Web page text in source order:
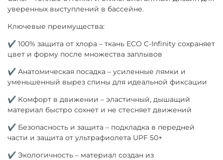
уверенных выступлений в бассейне.
Ключевые преимущества:
✔ 100% защита от хлора – ткань ECO C-Infinity сохраняет
цвет и форму после множества заплывов
✔ Анатомическая посадка – усиленные лямки и
уменьшенный вырез спины для идеальной фиксации
✔ Комфорт в движении – эластичный, дышащий
материал быстро сохнет и не стесняет движений
✔ Безопасность и защита – подкладка в передней
части и защита от ультрафиолета UPF 50+
✔ Экологичность – материал создан из